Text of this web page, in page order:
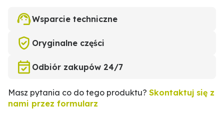
Wsparcie techniczne
Oryginalne części
Odbiór zakupów 24/7
Masz pytania co do tego produktu? Skontaktuj się z
nami przez formularz